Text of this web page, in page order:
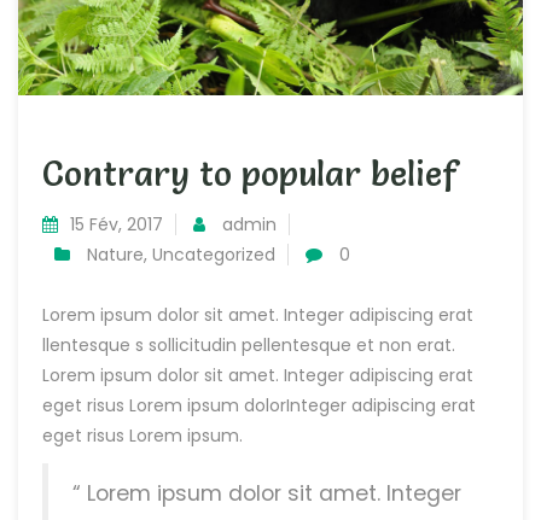
Contrary to popular belief
15 Fév, 2017
admin
Nature, Uncategorized 0
Lorem ipsum dolor sit amet. Integer adipiscing erat
llentesque s sollicitudin pellentesque et non erat.
Lorem ipsum dolor sit amet. Integer adipiscing erat
eget risus Lorem ipsum dolorInteger adipiscing erat
eget risus Lorem ipsum.
“ Lorem ipsum dolor sit amet. Integer